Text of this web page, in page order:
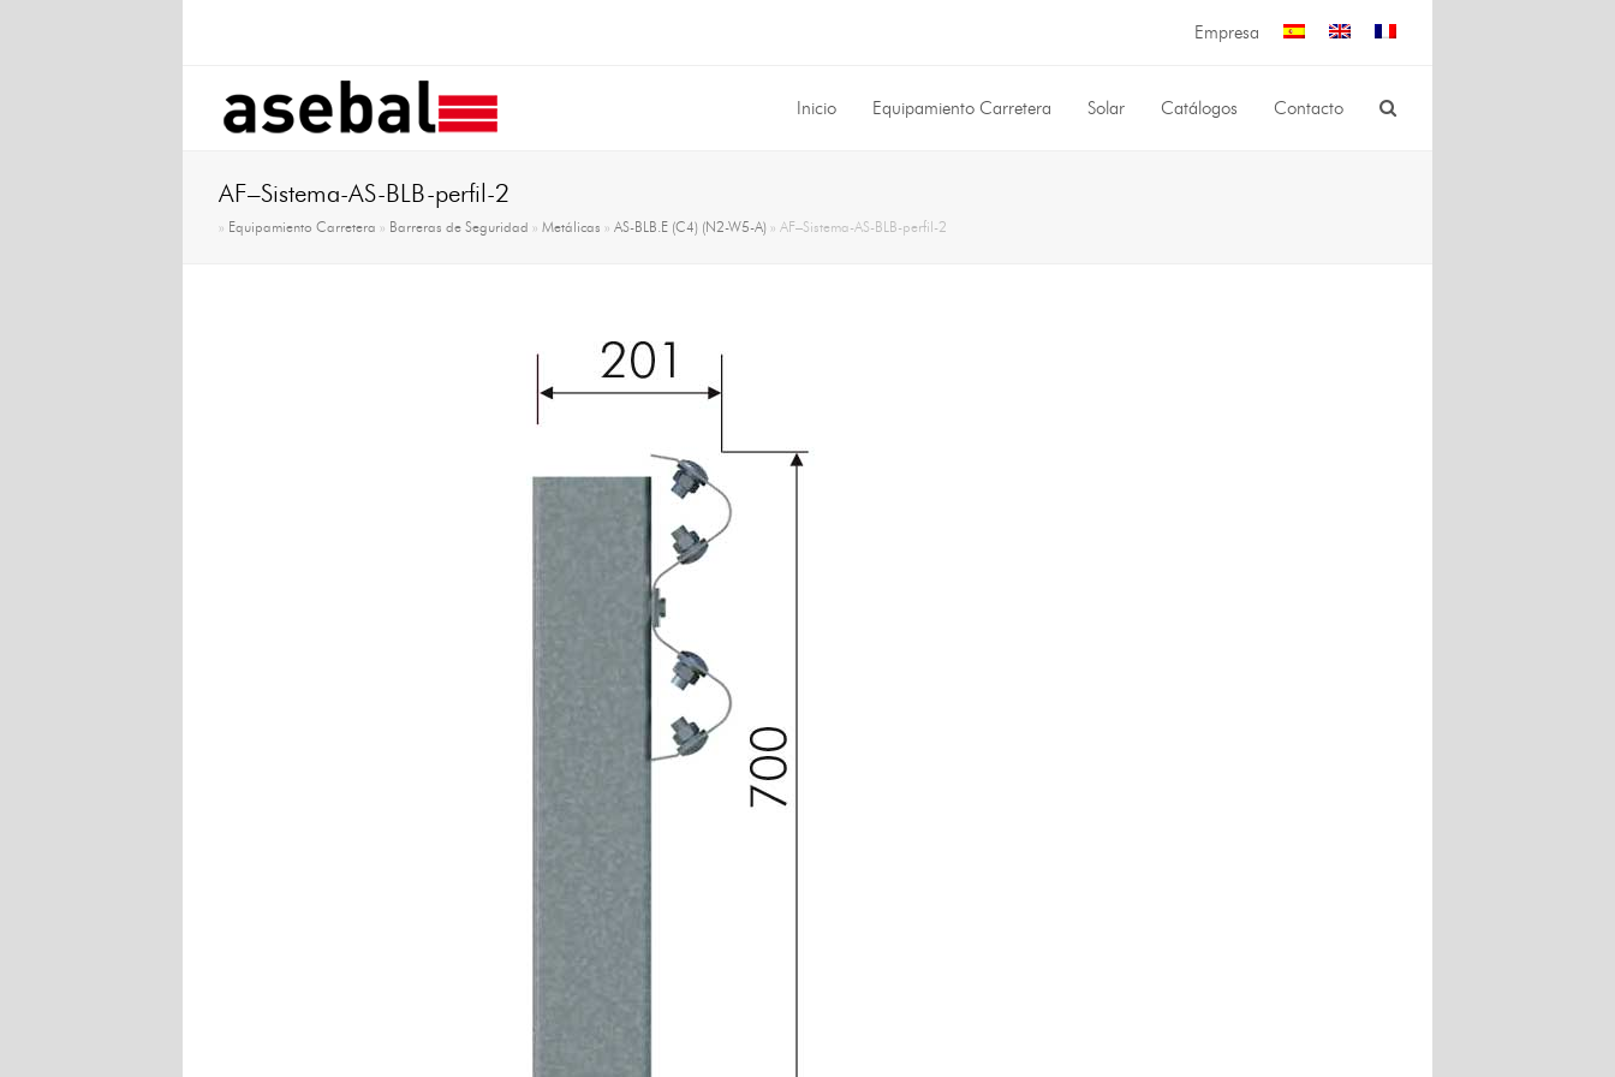
Empresa
Inicio Equipamiento Carretera Solar Catálogos Contacto
AF–Sistema-AS-BLB-perfil-2
» Equipamiento Carretera » Barreras de Seguridad » Metálicas » AS-BLB.E (C4) (N2-W5-A) » AF–Sistema-AS-BLB-perfil-2